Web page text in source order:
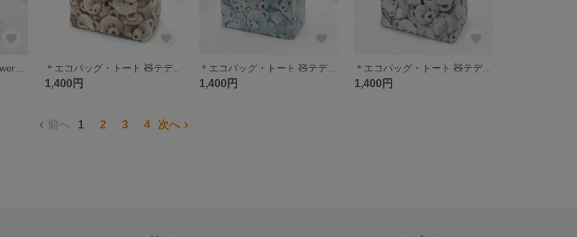
＊エコバッグ・トート flower-gardenネコとイヌ＊ ＊エコバッグ・トート 🧸テディベア・くま＊
1,400円 1,400円 1,400円
前へ 1 2 3 4 次へ